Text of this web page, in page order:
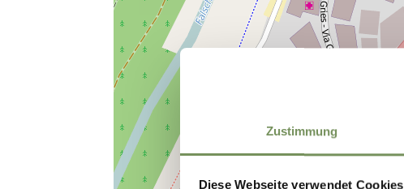
Zustimmung
Diese Webseite verwendet Cookies